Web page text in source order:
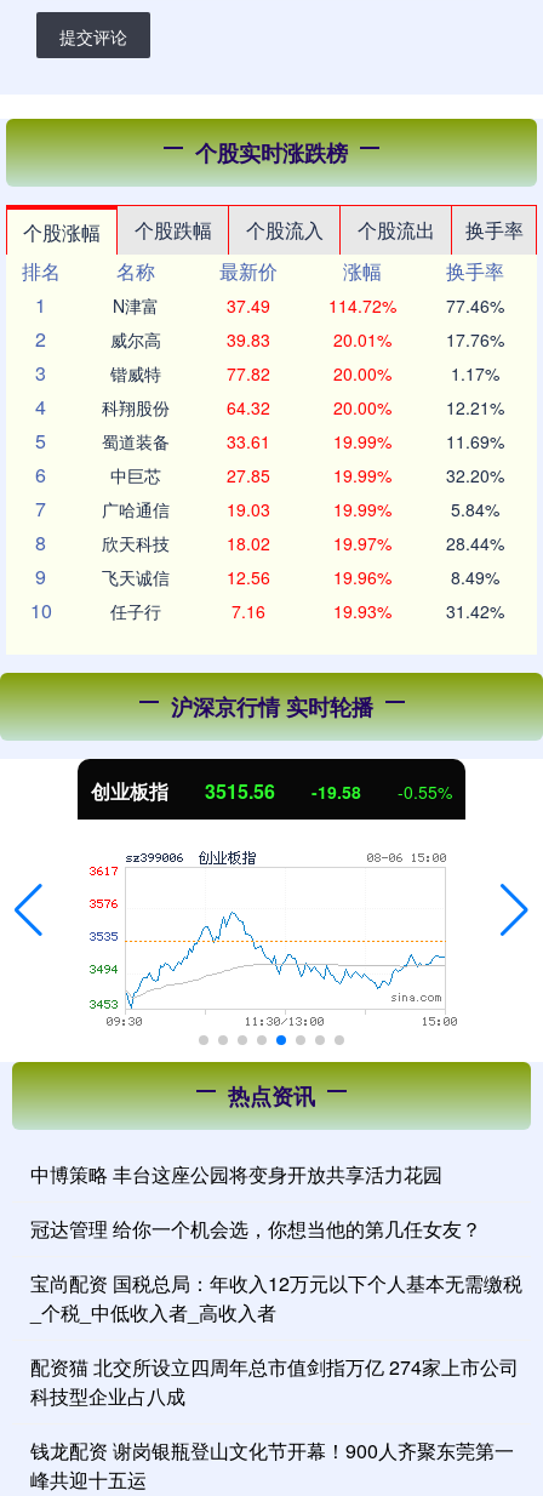
提交评论
个股实时涨跌榜
个股涨幅 个股跌幅 个股流入 个股流出
换手率
排名
名称 最新价 涨幅
换手率
1
N津富 37.49 114.72% 77.46%
2 威尔高 39.83 20.01% 17.76%
3 锴威特 77.82 20.00% 1.17%
4 科翔股份 64.32 20.00% 12.21%
5 蜀道装备 33.61 19.99% 11.69%
6 中巨芯 27.85 19.99% 32.20%
7 广哈通信 19.03 19.99% 5.84%
8 欣天科技 18.02 19.97% 28.44%
9 飞天诚信 12.56 19.96% 8.49%
10 任子行 7.16 19.93% 31.42%
沪深京行情 实时轮播
创业板指 3515.56 -19.58 -0.55%
热点资讯
中博策略 丰台这座公园将变身开放共享活力花园
冠达管理 给你一个机会选，你想当他的第几任女友？
宝尚配资 国税总局：年收入12万元以下个人基本无需缴税
_个税_中低收入者_高收入者
配资猫 北交所设立四周年总市值剑指万亿 274家上市公司
科技型企业占八成
钱龙配资 谢岗银瓶登山文化节开幕！900人齐聚东莞第一
峰共迎十五运